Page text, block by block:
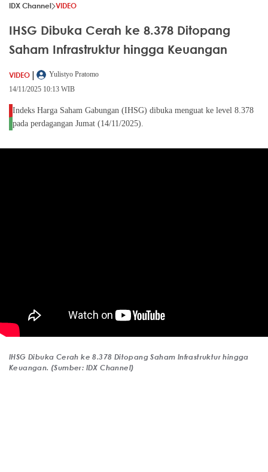
IDX Channel VIDEO
IHSG Dibuka Cerah ke 8.378 Ditopang
Saham Infrastruktur hingga Keuangan
VIDEO |
Yulistyo Pratomo
14/11/2025 10:13 WIB
Indeks Harga Saham Gabungan (IHSG) dibuka menguat ke level 8.378
pada perdagangan Jumat (14/11/2025).
IHSG Dibuka Cerah ke 8.378 Ditopang Saham Infrastruktur hingga
Keuangan. (Sumber: IDX Channel)